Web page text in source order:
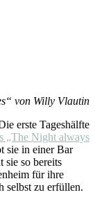
von Willy Vlautin
erste Tageshälfte
„The Night always
sie in einer Bar
sie so bereits
für ihre
selbst zu erfüllen.